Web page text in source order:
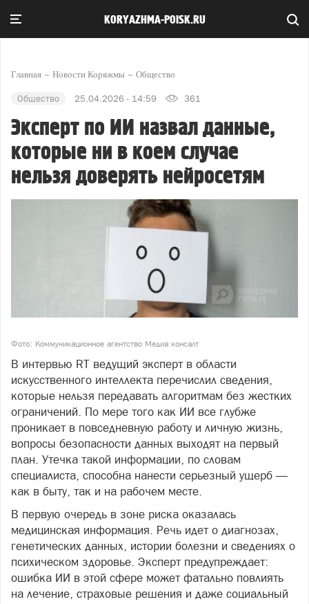
KORYAZHMA-POISK.RU
Главная Новости Коряжмы Общество
Общество 25.04.2026 - 14:59 361
Эксперт по ИИ назвал данные,
которые ни в коем случае
нельзя доверять нейросетям
Фото: Коммуникационное агентство Медиа консалт
В интервью RT ведущий эксперт в области
искусственного интеллекта перечислил сведения,
которые нельзя передавать алгоритмам без жестких
ограничений. По мере того как ИИ все глубже
проникает в повседневную работу и личную жизнь,
вопросы безопасности данных выходят на первый
план. Утечка такой информации, по словам
специалиста, способна нанести серьезный ущерб —
как в быту, так и на рабочем месте.
В первую очередь в зоне риска оказалась
медицинская информация. Речь идет о диагнозах,
генетических данных, истории болезни и сведениях о
психическом здоровье. Эксперт предупреждает:
ошибка ИИ в этой сфере может фатально повлиять
на лечение, страховые решения и даже социальный